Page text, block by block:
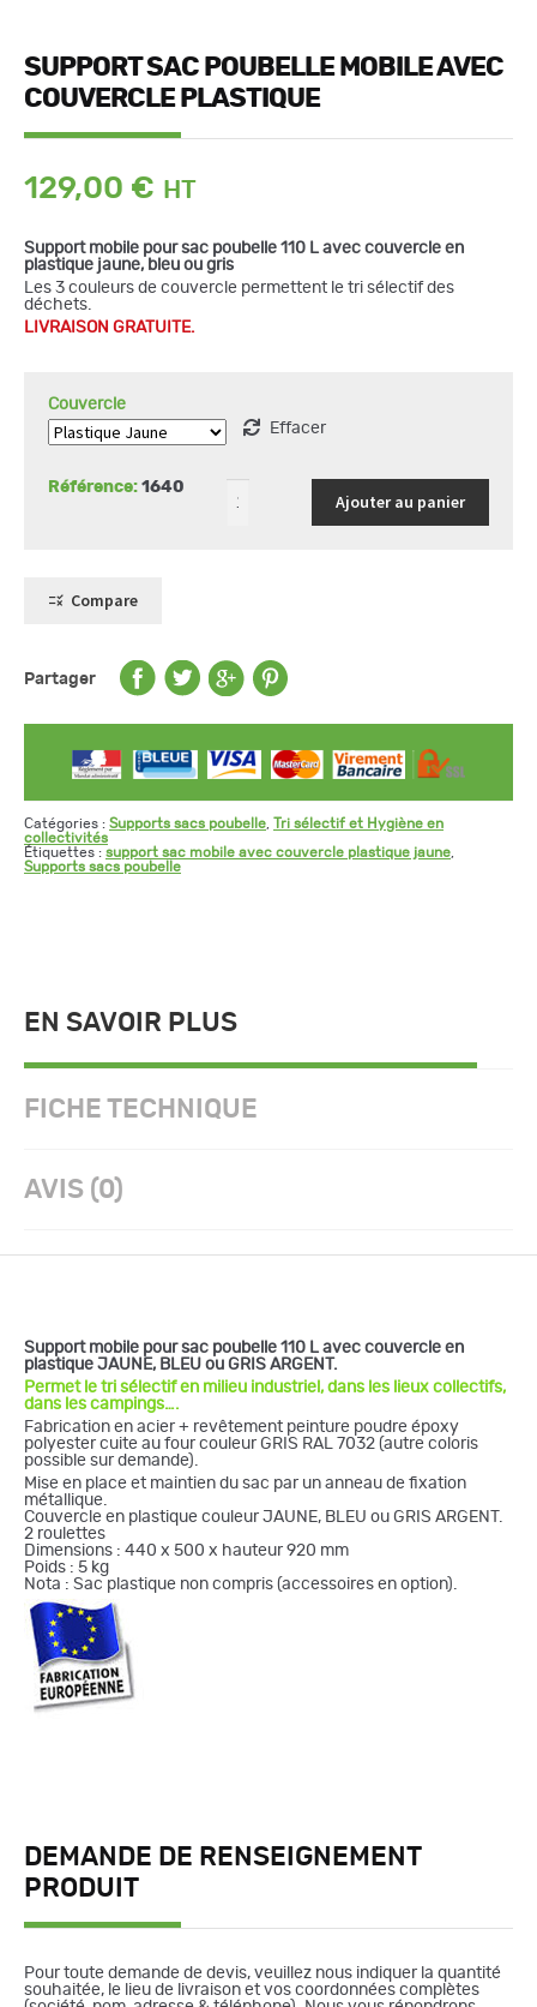
SUPPORT SAC POUBELLE MOBILE AVEC
COUVERCLE PLASTIQUE
129,00 €
Support mobile pour sac poubelle 110 L avec couvercle en
plastique jaune, bleu ou gris
Les 3 couleurs de couvercle permettent le tri sélectif des
déchets.
LIVRAISON GRATUITE.
Couvercle
Effacer
Référence: 1640
quantité
de
plastique
Ajouter au panier
Compare
Partager
Catégories : Supports sacs poubelle
Tri sélectif et Hygiène en
collectivités
Étiquettes : support sac mobile avec couvercle plastique jaune
Supports sacs poubelle
EN SAVOIR PLUS
FICHE TECHNIQUE
AVIS (0)
Support mobile pour sac poubelle 110 L avec couvercle en
plastique JAUNE, BLEU ou GRIS ARGENT.
Permet le tri sélectif en milieu industriel, dans les lieux collectifs,
dans les campings….
Fabrication en acier + revêtement peinture poudre époxy
polyester cuite au four couleur GRIS RAL 7032 (autre coloris
possible sur demande).
Mise en place et maintien du sac par un anneau de fixation
métallique.
Couvercle en plastique couleur JAUNE, BLEU ou GRIS ARGENT.
2 roulettes
Dimensions : 440 x 500 x hauteur 920 mm
Poids : 5 kg
Nota : Sac plastique non compris (accessoires en option).
DEMANDE DE RENSEIGNEMENT
PRODUIT
Pour toute demande de devis, veuillez nous indiquer la quantité
souhaitée, le lieu de livraison et vos coordonnées complètes